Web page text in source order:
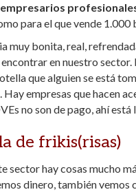
para el que vende
muy bonita, real,
en nuestro
que alguien se está
empresas que hacen
no son de pago, ahí está
de frikis(risas)
sector hay cosas mucho
dinero, también